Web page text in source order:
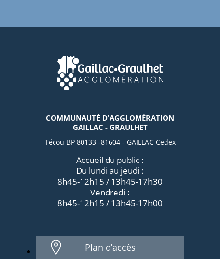
COMMUNAUTÉ D'AGGLOMÉRATION
GAILLAC - GRAULHET
Técou BP 80133 -81604 - GAILLAC Cedex
Accueil du public :
Du lundi au jeudi :
8h45-12h15 / 13h45-17h30
Vendredi :
8h45-12h15 / 13h45-17h00
Plan d’accès